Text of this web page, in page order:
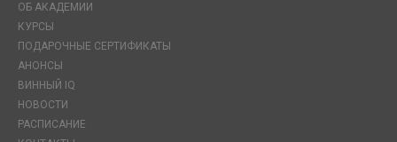
ОБ АКАДЕМИИ
КУРСЫ
ПОДАРОЧНЫЕ СЕРТИФИКАТЫ
АНОНСЫ
ВИННЫЙ IQ
НОВОСТИ
РАСПИСАНИЕ